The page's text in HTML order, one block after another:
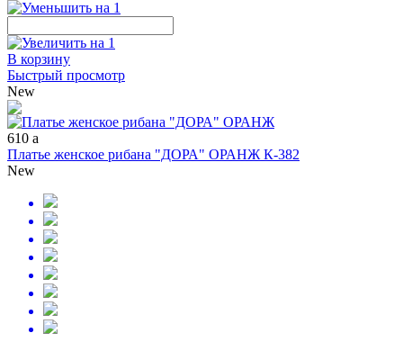
В корзину
Быстрый просмотр
New
610 a
Платье женское рибана "ДОРА" ОРАНЖ К-382
New